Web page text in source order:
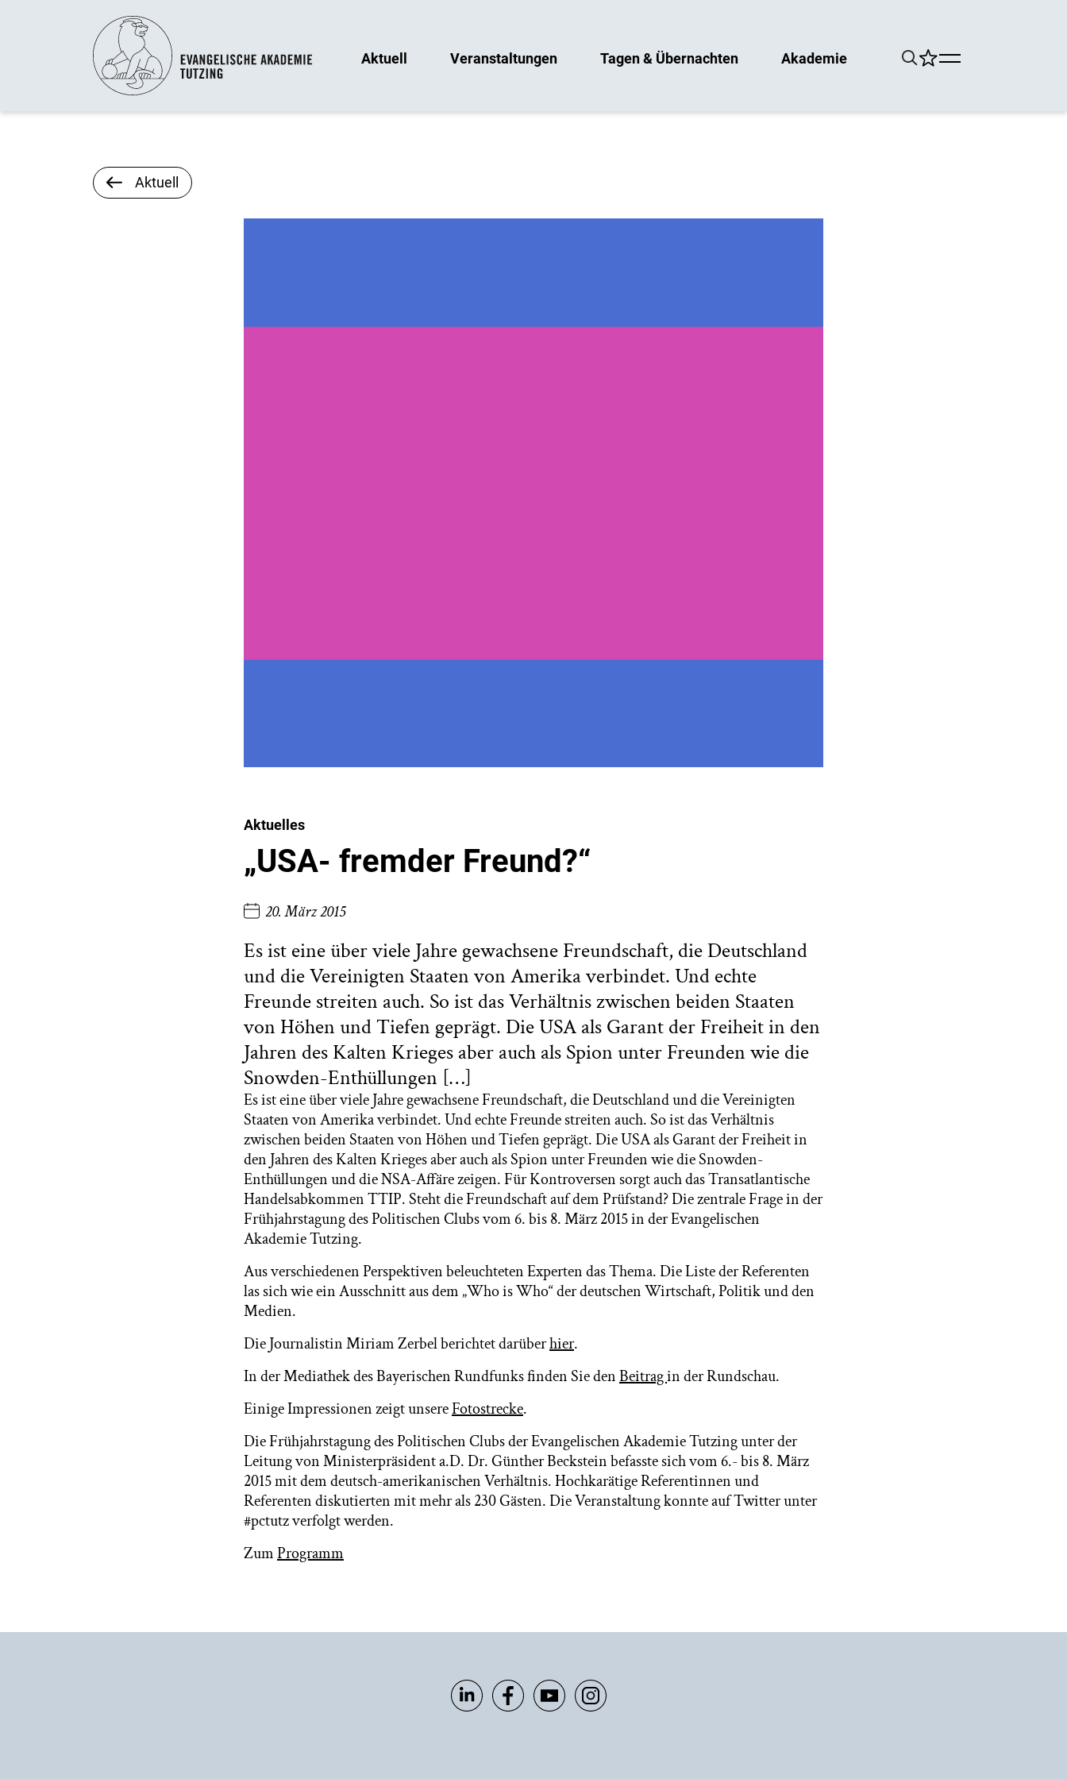
Aktuell Veranstaltungen Tagen & Übernachten Akademie
Aktuell
Aktuelles
„USA- fremder Freund?“
20. März 2015
Es ist eine über viele Jahre gewachsene Freundschaft, die Deutschland
und die Vereinigten Staaten von Amerika verbindet. Und echte
Freunde streiten auch. So ist das Verhältnis zwischen beiden Staaten
von Höhen und Tiefen geprägt. Die USA als Garant der Freiheit in den
Jahren des Kalten Krieges aber auch als Spion unter Freunden wie die
Snowden-Enthüllungen […]
Es ist eine über viele Jahre gewachsene Freundschaft, die Deutschland und die Vereinigten
Staaten von Amerika verbindet. Und echte Freunde streiten auch. So ist das Verhältnis
zwischen beiden Staaten von Höhen und Tiefen geprägt. Die USA als Garant der Freiheit in
den Jahren des Kalten Krieges aber auch als Spion unter Freunden wie die Snowden-
Enthüllungen und die NSA-Affäre zeigen. Für Kontroversen sorgt auch das Transatlantische
Handelsabkommen TTIP. Steht die Freundschaft auf dem Prüfstand? Die zentrale Frage in der
Frühjahrstagung des Politischen Clubs vom 6. bis 8. März 2015 in der Evangelischen
Akademie Tutzing.
Aus verschiedenen Perspektiven beleuchteten Experten das Thema. Die Liste der Referenten
las sich wie ein Ausschnitt aus dem „Who is Who“ der deutschen Wirtschaft, Politik und den
Medien.
Die Journalistin Miriam Zerbel berichtet darüberhier.
In der Mediathek des Bayerischen Rundfunks finden Sie denBeitragin der Rundschau.
Einige Impressionen zeigt unsereFotostrecke.
Die Frühjahrstagung des Politischen Clubs der Evangelischen Akademie Tutzing unter der
Leitung von Ministerpräsident a.D. Dr. Günther Beckstein befasste sich vom 6.- bis 8. März
2015 mit dem deutsch-amerikanischen Verhältnis. Hochkarätige Referentinnen und
Referenten diskutierten mit mehr als 230 Gästen. Die Veranstaltung konnte auf Twitter unter
#pctutz verfolgt werden.
ZumProgramm